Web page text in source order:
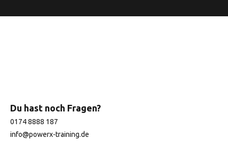
i
T
Du hast noch Fragen?
0174 8888 187
info@powerx-training.de